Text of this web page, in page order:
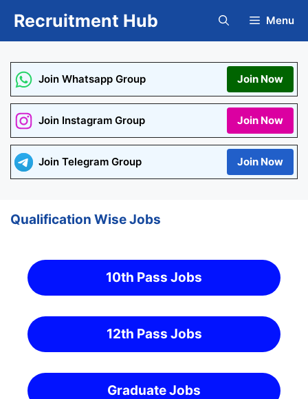
Recruitment Hub Menu
Join Whatsapp Group Join Now
Join Instagram Group Join Now
Join Telegram Group Join Now
Qualification Wise Jobs
10th Pass Jobs
12th Pass Jobs
Graduate Jobs